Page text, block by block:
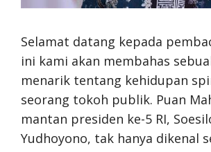
Selamat datang kepada
ini kami akan membahas
menarik tentang kehidupan
seorang tokoh publik. Puan
mantan presiden ke-5 RI,
Yudhoyono, tak hanya dikenal